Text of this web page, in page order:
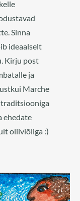
Sinna
ideaalselt
Kirju post
ja
Marche
traditsiooniga
ehedate
oliiviõliga :)